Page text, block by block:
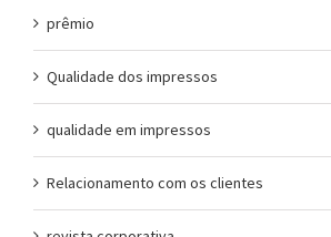
prêmio
Qualidade dos impressos
qualidade em impressos
Relacionamento com os clientes